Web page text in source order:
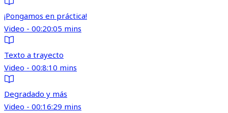
¡Pongamos en práctica!
Video - 00:20:05 mins
Texto a trayecto
Video - 00:8:10 mins
Degradado y más
Video - 00:16:29 mins